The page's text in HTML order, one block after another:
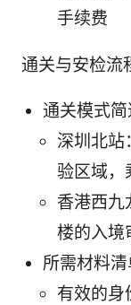
手续费
通关与安检流
通关模式简
深圳北站
验区域，
香港西九
楼的入境
所需材料清
有效的身